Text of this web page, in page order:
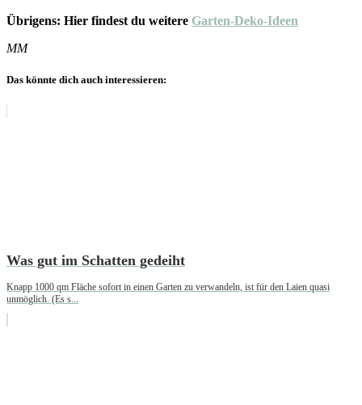
Übrigens: Hier findest du weitere Garten-Deko-Ideen
MM
Das könnte dich auch interessieren:
Was gut im Schatten gedeiht
Knapp 1000 qm Fläche sofort in einen Garten zu verwandeln, ist für den Laien quasi
unmöglich. (Es s...